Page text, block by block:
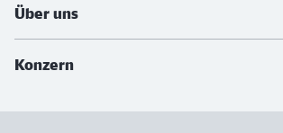
Über uns
Konzern